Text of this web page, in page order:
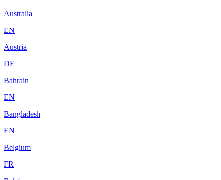
Australia
EN
Austria
DE
Bahrain
EN
Bangladesh
EN
Belgium
FR